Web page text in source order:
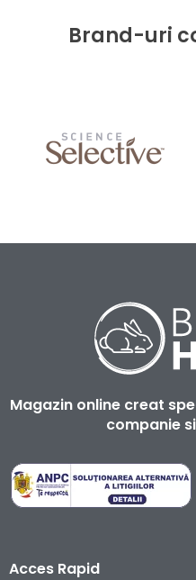
Brand-uri
Magazin online creat
companie
Acces Rapid